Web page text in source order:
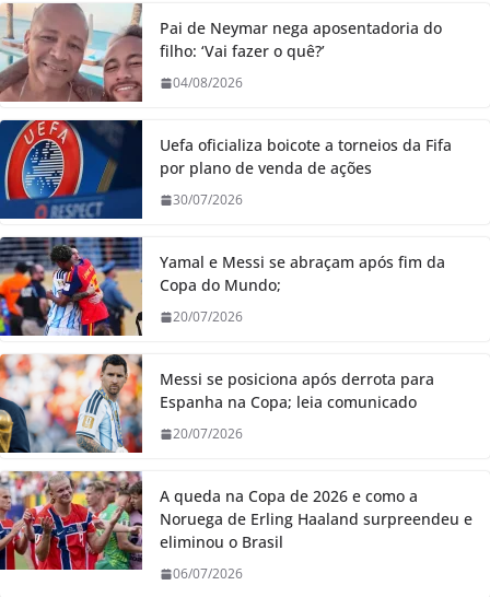
Pai de Neymar nega aposentadoria do
filho: ‘Vai fazer o quê?’
04/08/2026
Uefa oficializa boicote a torneios da Fifa
por plano de venda de ações
30/07/2026
Yamal e Messi se abraçam após fim da
Copa do Mundo;
20/07/2026
Messi se posiciona após derrota para
Espanha na Copa; leia comunicado
20/07/2026
A queda na Copa de 2026 e como a
Noruega de Erling Haaland surpreendeu e
eliminou o Brasil
06/07/2026